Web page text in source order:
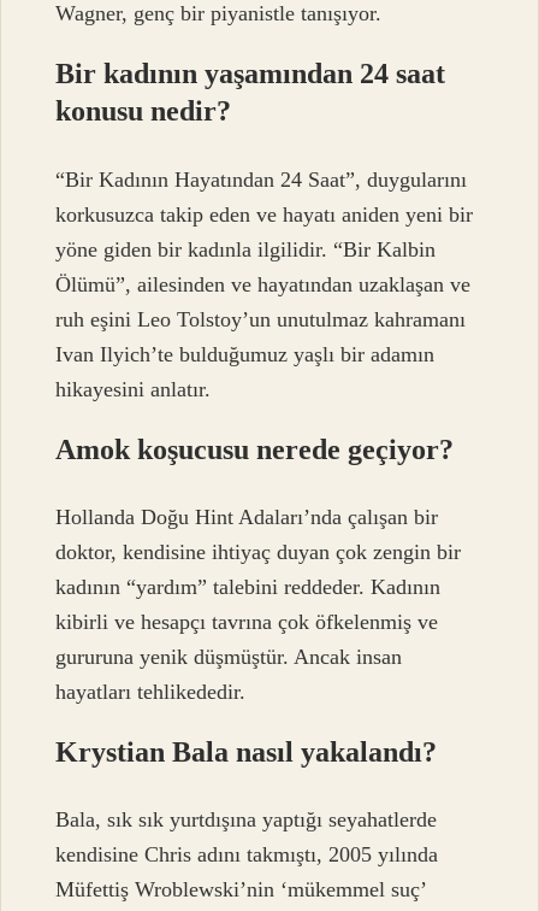
Wagner, genç bir piyanistle tanışıyor.
Bir kadının yaşamından 24 saat
konusu nedir?
“Bir Kadının Hayatından 24 Saat”, duygularını
korkusuzca takip eden ve hayatı aniden yeni bir
yöne giden bir kadınla ilgilidir. “Bir Kalbin
Ölümü”, ailesinden ve hayatından uzaklaşan ve
ruh eşini Leo Tolstoy’un unutulmaz kahramanı
Ivan Ilyich’te bulduğumuz yaşlı bir adamın
hikayesini anlatır.
Amok koşucusu nerede geçiyor?
Hollanda Doğu Hint Adaları’nda çalışan bir
doktor, kendisine ihtiyaç duyan çok zengin bir
kadının “yardım” talebini reddeder. Kadının
kibirli ve hesapçı tavrına çok öfkelenmiş ve
gururuna yenik düşmüştür. Ancak insan
hayatları tehlikededir.
Krystian Bala nasıl yakalandı?
Bala, sık sık yurtdışına yaptığı seyahatlerde
kendisine Chris adını takmıştı, 2005 yılında
Müfettiş Wroblewski’nin ‘mükemmel suç’